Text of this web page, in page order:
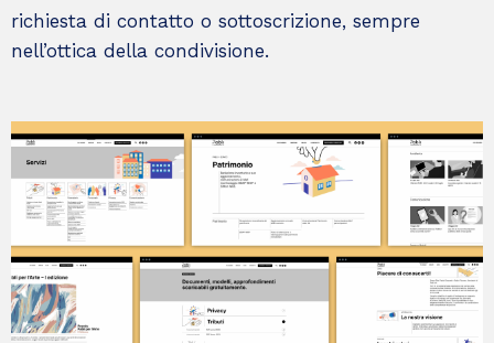
richiesta di contatto o sottoscrizione, sempre
nell’ottica della condivisione.